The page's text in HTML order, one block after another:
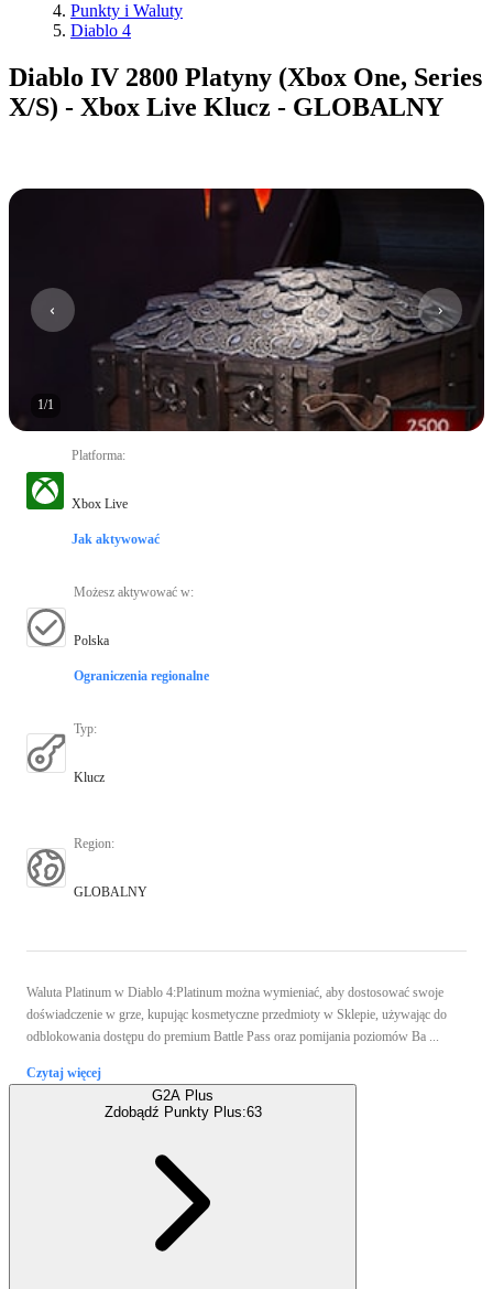
Punkty i Waluty
Diablo 4
Diablo IV 2800 Platyny (Xbox One, Series
X/S) - Xbox Live Klucz - GLOBALNY
1/1
Platforma:
Xbox Live
Jak aktywować
Możesz aktywować w:
Polska
Ograniczenia regionalne
Typ:
Klucz
Region:
GLOBALNY
Waluta Platinum w Diablo 4:Platinum można wymieniać, aby dostosować swoje
doświadczenie w grze, kupując kosmetyczne przedmioty w Sklepie, używając do
odblokowania dostępu do premium Battle Pass oraz pomijania poziomów Ba ...
Czytaj więcej
G2A Plus
Zdobądź Punkty Plus:63